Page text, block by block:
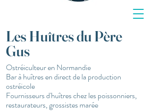
Les Huîtres du Père
Gus
Ostréiculteur en Normandie
Bar à huîtres en direct de la production
ostréicole
Fournisseurs d'huîtres chez les poissonniers,
restaurateurs, grossistes marée